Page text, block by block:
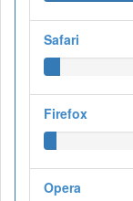
Safari
Firefox
Opera